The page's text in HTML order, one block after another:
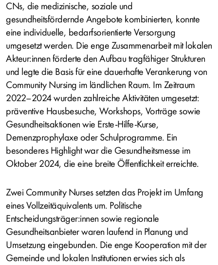
CNs, die medizinische, soziale und
gesundheitsfördernde Angebote kombinierten, konnte
eine individuelle, bedarfsorientierte Versorgung
umgesetzt werden. Die enge Zusammenarbeit mit lokalen
Akteur:innen förderte den Aufbau tragfähiger Strukturen
und legte die Basis für eine dauerhafte Verankerung von
Community Nursing im ländlichen Raum. Im Zeitraum
2022–2024 wurden zahlreiche Aktivitäten umgesetzt:
präventive Hausbesuche, Workshops, Vorträge sowie
Gesundheitsaktionen wie Erste-Hilfe-Kurse,
Demenzprophylaxe oder Schulprogramme. Ein
besonderes Highlight war die Gesundheitsmesse im
Oktober 2024, die eine breite Öffentlichkeit erreichte.
Zwei Community Nurses setzten das Projekt im Umfang
eines Vollzeitäquivalents um. Politische
Entscheidungsträger:innen sowie regionale
Gesundheitsanbieter waren laufend in Planung und
Umsetzung eingebunden. Die enge Kooperation mit der
Gemeinde und lokalen Institutionen erwies sich als